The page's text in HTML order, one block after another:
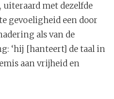
met dezelfde
gevoeligheid een door
als van de
‘hij [hanteert] de taal in
aan vrijheid en